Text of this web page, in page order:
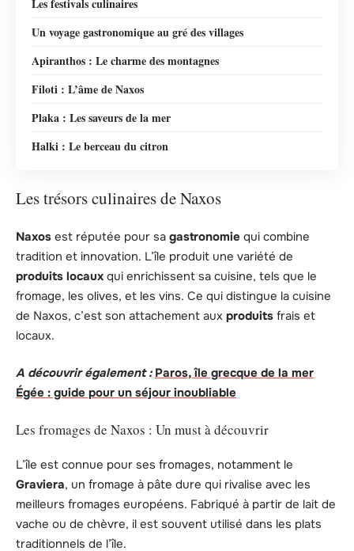
Les festivals culinaires
Un voyage gastronomique au gré des villages
Apiranthos : Le charme des montagnes
Filoti : L’âme de Naxos
Plaka : Les saveurs de la mer
Halki : Le berceau du citron
Les trésors culinaires de Naxos
Naxos est réputée pour sa gastronomie qui combine
tradition et innovation. L’île produit une variété de
produits locaux qui enrichissent sa cuisine, tels que le
fromage, les olives, et les vins. Ce qui distingue la cuisine
de Naxos, c’est son attachement aux produits frais et
locaux.
A découvrir également : Paros, île grecque de la mer
Égée : guide pour un séjour inoubliable
Les fromages de Naxos : Un must à découvrir
L’île est connue pour ses fromages, notamment le
Graviera, un fromage à pâte dure qui rivalise avec les
meilleurs fromages européens. Fabriqué à partir de lait de
vache ou de chèvre, il est souvent utilisé dans les plats
traditionnels de l’île.